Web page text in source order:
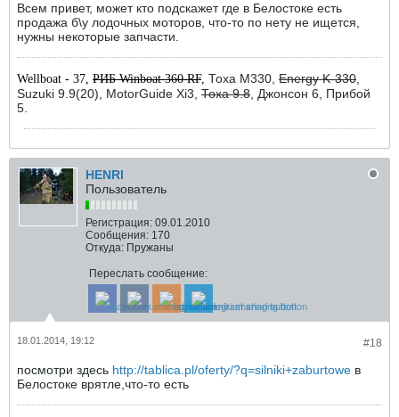
Всем привет, может кто подскажет где в Белостоке есть
продажа б\у лодочных моторов, что-то по нету не ищется,
нужны некоторые запчасти.
Wellboat - 37, РИБ Winboat 360 RF, Тоха М330, Energy K-330
Suzuki 9.9(20), MotorGuide Xi3, Тоха 9.8 , Джонсон 6, Прибой
5.
HENRI
Пользователь
Регистрация: 09.01.2010
Сообщения: 170
Откуда: Пружаны
Переслать сообщение:
#18
18.01.2014, 19:12
посмотри здесь http://tablica.pl/oferty/?q=silniki+zaburtowe в
Белостоке врятле,что-то есть